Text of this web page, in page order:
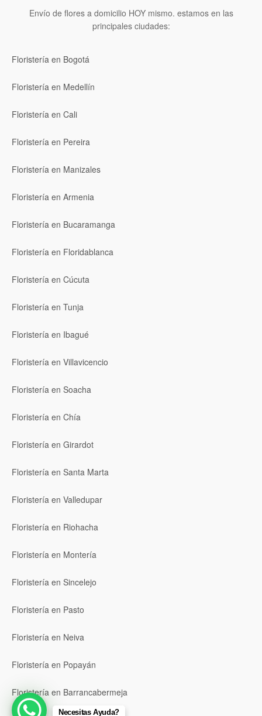
Envío de flores a domicilio HOY mismo. estamos en las
principales ciudades:
Floristería en Bogotá
Floristería en Medellín
Floristería en Cali
Floristería en Pereira
Floristería en Manizales
Floristería en Armenia
Floristería en Bucaramanga
Floristería en Floridablanca
Floristería en Cúcuta
Floristería en Tunja
Floristería en Ibagué
Floristería en Villavicencio
Floristería en Soacha
Floristería en Chía
Floristería en Girardot
Floristería en Santa Marta
Floristería en Valledupar
Floristería en Riohacha
Floristería en Montería
Floristería en Sincelejo
Floristería en Pasto
Floristería en Neiva
Floristería en Popayán
Floristería en Barrancabermeja
Necesitas Ayuda?